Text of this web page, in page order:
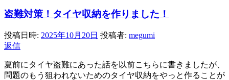
盗難対策！タイヤ収納を作りました！
投稿日時: 2025年10月20日 投稿者: megumi
返信
夏前にタイヤ盗難にあった話を以前こちらに書きましたが、
問題のもう狙われないためのタイヤ収納をやっと作ることが